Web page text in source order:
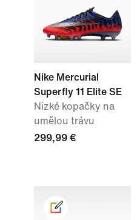
Nike Mercurial
Superfly 11 Elite SE
Nízké kopačky na
umělou trávu
299,99 €